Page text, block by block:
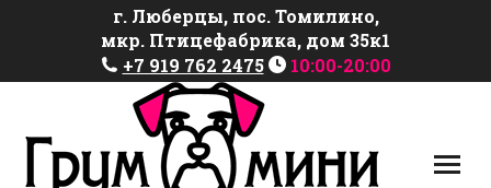
г. Люберцы, пос. Томилино,
мкр. Птицефабрика, дом 35к1
+7 919 762 2475
10:00-20:00